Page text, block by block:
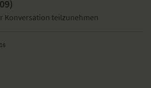
diese Übungen ausführen. Im Anschluss
Teil 2 (erscheint in wenigen Wochen)
die Entspannung zu verstärken.
Rücken
Dehnen des faszialen Gewebes werden
Anfänglich kann das schmerzhaft sein, bei
eine Linderung schnell spürbar.
was du für dich brauchst. Übe daher nur
tun. Höre auf deinen Körper. Spüre nach den
Qualität, die dein Körper durch die Übungen
)
Konversation teilzunehmen